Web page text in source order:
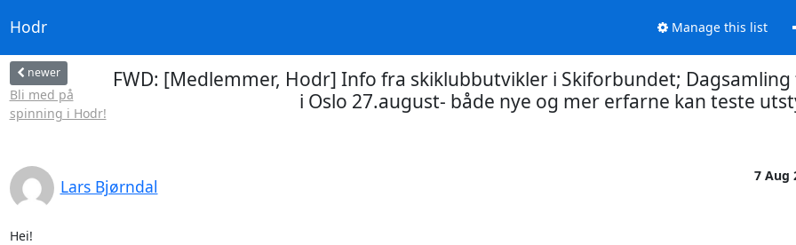
Hodr Manage this list
newer
Bli med på
spinning i Hodr!
FWD: [Medlemmer, Hodr] Info fra skiklubbutvikler i Skiforbundet;
i Oslo 27.august- både nye og mer erfarne kan teste
Lars Bjørndal
7 Aug
Hei!